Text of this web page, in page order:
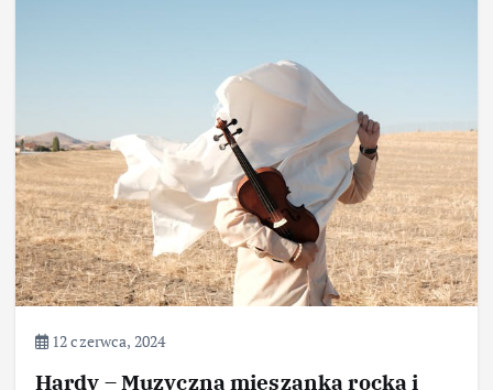
12 czerwca, 2024
Hardy – Muzyczna mieszanka rocka i